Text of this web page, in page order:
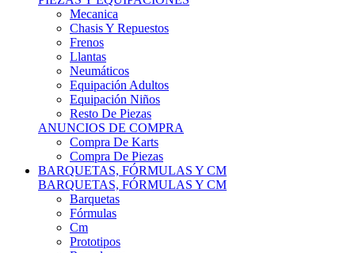
Mecanica
Chasis Y Repuestos
Frenos
Llantas
Neumáticos
Equipación Adultos
Equipación Niños
Resto De Piezas
ANUNCIOS DE COMPRA
Compra De Karts
Compra De Piezas
BARQUETAS, FÓRMULAS Y CM
BARQUETAS, FÓRMULAS Y CM
Barquetas
Fórmulas
Cm
Prototipos